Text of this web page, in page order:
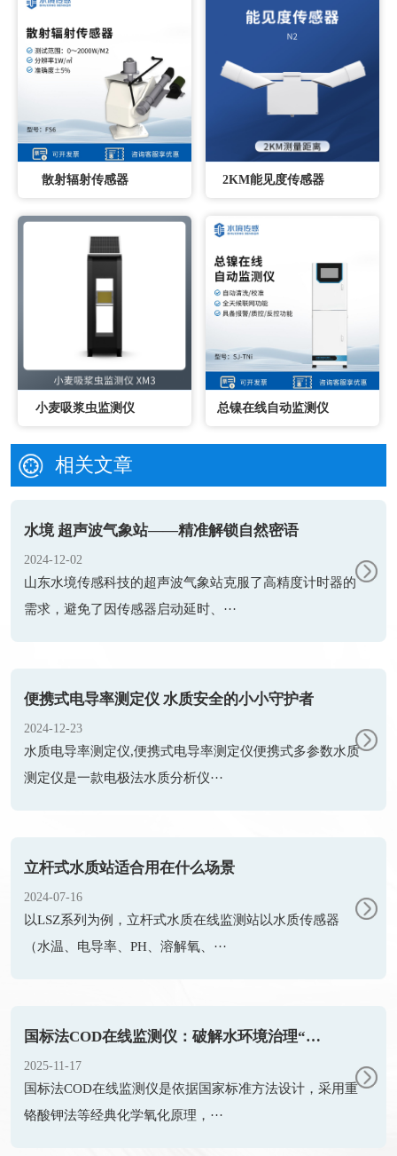
散射辐射传感器 2KM能见度传感器
小麦吸浆虫监测仪 总镍在线自动监测仪
相关文章
水境 超声波气象站——精准解锁自然密语
2024-12-02
山东水境传感科技的超声波气象站克服了高精度计时器的
需求，避免了因传感器启动延时、···
便携式电导率测定仪 水质安全的小小守护者
2024-12-23
水质电导率测定仪,便携式电导率测定仪便携式多参数水质
测定仪是一款电极法水质分析仪···
立杆式水质站适合用在什么场景
2024-07-16
以LSZ系列为例，立杆式水质在线监测站以水质传感器
（水温、电导率、PH、溶解氧、···
国标法COD在线监测仪：破解水环境治理“最后一公里”难题
2025-11-17
国标法COD在线监测仪是依据国家标准方法设计，采用重
铬酸钾法等经典化学氧化原理，···